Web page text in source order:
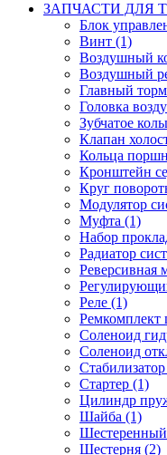
ЗАПЧАСТИ ДЛЯ
Блок
Винт (1)
Воздушный
Воздушный
Главный
Головка
Зубчатое
Клапан
Кольца
Кронштейн
Круг
Модулятор
Муфта (1)
Набор
Радиатор
Реверсивная
Реле (1)
Ремкомплект
Соленоид
Соленоид
Стартер (1)
Цилиндр
Шайба (1)
Шестеренный
Шестерня (2)